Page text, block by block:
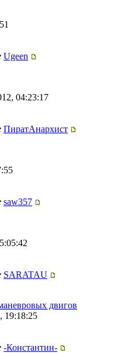
Ugeen
04:23:17
ПиратАнархист
saw357
SARATAU
двигов
19:18:25
-Константин-